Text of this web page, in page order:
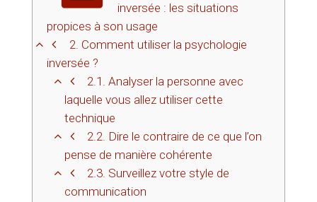
inversée : les situations
propices à son usage
2. Comment utiliser la psychologie
inversée ?
2.1. Analyser la personne avec
laquelle vous allez utiliser cette
technique
2.2. Dire le contraire de ce que l’on
pense de manière cohérente
2.3. Surveillez votre style de
communication